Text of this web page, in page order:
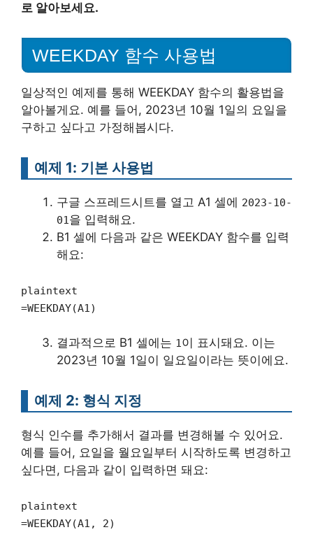
로 알아보세요.
WEEKDAY 함수 사용법
일상적인 예제를 통해 WEEKDAY 함수의 활용법을
알아볼게요. 예를 들어, 2023년 10월 1일의 요일을
구하고 싶다고 가정해봅시다.
예제 1: 기본 사용법
구글 스프레드시트를 열고 A1 셀에 2023-10-
01을 입력해요.
B1 셀에 다음과 같은 WEEKDAY 함수를 입력
해요:
plaintext
=WEEKDAY(A1)
결과적으로 B1 셀에는 1이 표시돼요. 이는
2023년 10월 1일이 일요일이라는 뜻이에요.
예제 2: 형식 지정
형식 인수를 추가해서 결과를 변경해볼 수 있어요.
예를 들어, 요일을 월요일부터 시작하도록 변경하고
싶다면, 다음과 같이 입력하면 돼요:
plaintext
=WEEKDAY(A1, 2)